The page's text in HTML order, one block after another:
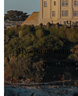
Нужна помощь?